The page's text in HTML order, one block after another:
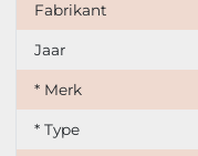
Fabrikant
Jaar
* Merk
* Type